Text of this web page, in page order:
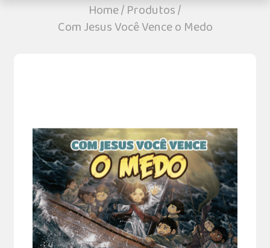
Home/Produtos/
Com Jesus Você Vence o Medo